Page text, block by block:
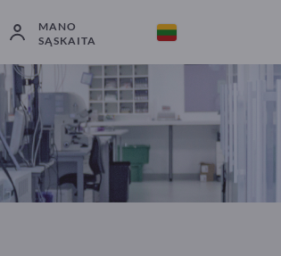
MANO
SĄSKAITA
1 Gamintojai